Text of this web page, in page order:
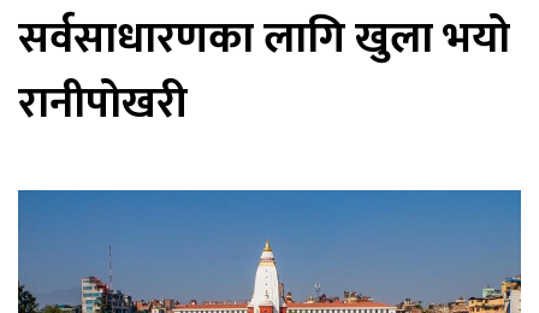
सर्वसाधारणका लागि खुला भयो
रानीपोखरी